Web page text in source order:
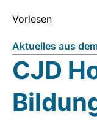
Vorlesen
Aktuelles aus
CJD